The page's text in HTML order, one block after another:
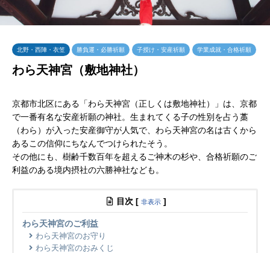
北野・西陣・衣笠 勝負運・必勝祈願 子授け・安産祈願 学業成就・合格祈願
わら天神宮（敷地神社）
京都市北区にある「わら天神宮（正しくは敷地神社）」は、京都
で一番有名な安産祈願の神社。生まれてくる子の性別を占う藁
（わら）が入った安産御守が人気で、わら天神宮の名は古くから
あるこの信仰にちなんでつけられたそう。
その他にも、樹齢千数百年を超えるご神木の杉や、合格祈願のご
利益のある境内摂社の六勝神社なども。
目次 [ 非表示 ]
わら天神宮のご利益
わら天神宮のお守り
わら天神宮のおみくじ